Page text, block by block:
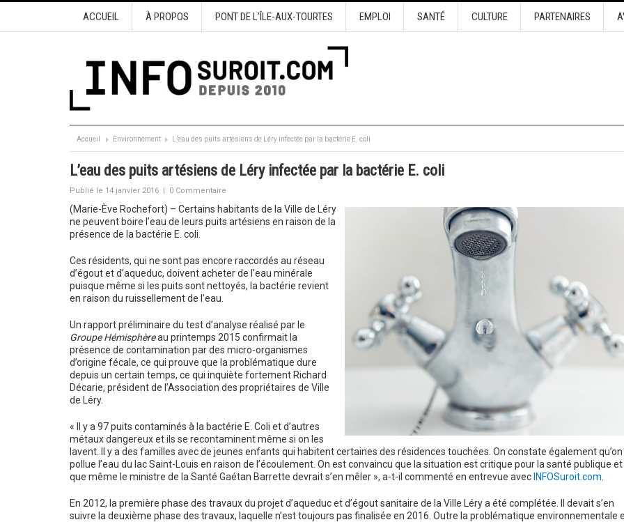
ACCUEIL À PROPOS PONT DE L’ÎLE-AUX-TOURTES EMPLOI SANTÉ CULTURE PARTENAIRES
Accueil Environnement L’eau des puits artésiens de Léry infectée par la bactérie E. coli
L’eau des puits artésiens de Léry infectée par la bactérie E. coli
Publié le 14 janvier 2016 | 0 Commentaire
(Marie-Ève Rochefort) – Certains habitants de la Ville de Léry
ne peuvent boire l’eau de leurs puits artésiens en raison de la
présence de la bactérie E. coli.
Ces résidents, qui ne sont pas encore raccordés au réseau
d’égout et d’aqueduc, doivent acheter de l’eau minérale
puisque même si les puits sont nettoyés, la bactérie revient
en raison du ruissellement de l’eau.
Un rapport préliminaire du test d’analyse réalisé par le
Groupe Hémisphèreau printemps 2015 confirmait la
présence de contamination par des micro-organismes
d’origine fécale, ce qui prouve que la problématique dure
depuis un certain temps, ce qui inquiète fortement Richard
Décarie, président de l’Association des propriétaires de Ville
de Léry.
« Il y a 97 puits contaminés à la bactérie E. Coli et d’autres
métaux dangereux et ils se recontaminent même si on les
lavent. Il y a des familles avec de jeunes enfants qui habitent certaines des résidences touchées. On constate également qu’on
pollue l’eau du lac Saint-Louis en raison de l’écoulement. On est convaincu que la situation est critique pour la santé publique et
que même le ministre de la Santé Gaétan Barrette devrait s’en mêler », a-t-il commenté en entrevue avec INFOSuroit.com
En 2012, la première phase des travaux du projet d’aqueduc et d’égout sanitaire de la Ville Léry a été complétée. Il devait s’en
suivre la deuxième phase des travaux, laquelle n’est toujours pas finalisée en 2016. Outre la problématique environnementale